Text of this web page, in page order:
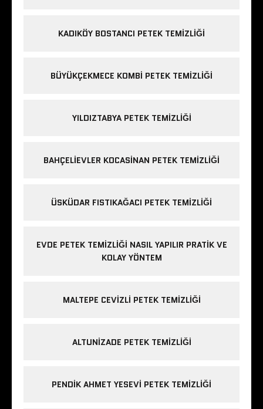
KADIKÖY BOSTANCI PETEK TEMIZLIĞI
BÜYÜKÇEKMECE KOMBI PETEK TEMIZLIĞI
YILDIZTABYA PETEK TEMIZLIĞI
BAHÇELIEVLER KOCASINAN PETEK TEMIZLIĞI
ÜSKÜDAR FISTIKAĞACI PETEK TEMIZLIĞI
EVDE PETEK TEMIZLIĞI NASIL YAPILIR PRATIK VE
KOLAY YÖNTEM
MALTEPE CEVIZLI PETEK TEMIZLIĞI
ALTUNIZADE PETEK TEMIZLIĞI
PENDIK AHMET YESEVI PETEK TEMIZLIĞI